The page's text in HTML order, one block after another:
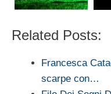
Related Posts:
Francesca
scarpe con…